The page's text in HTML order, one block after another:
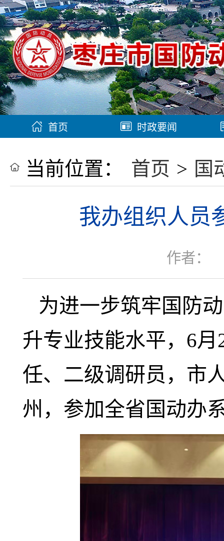
首页 时政要闻
当前位置： 首页 > 国
我办组织人员
作者：
为进一步筑牢国防
升专业技能水平，6
任、二级调研员，市
州，参加全省国动办